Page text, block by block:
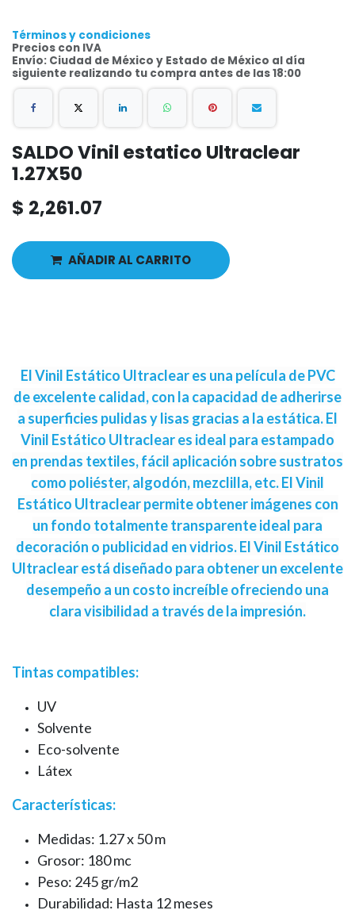
Términos y condiciones
Precios con IVA
Envío: Ciudad de México y Estado de México al día
siguiente realizando tu compra antes de las 18:00
SALDO Vinil estatico Ultraclear
1.27X50
$ 2,261.07
AÑADIR AL CARRITO
El Vinil Estático Ultraclear es una película de PVC
de excelente calidad, con la capacidad de adherirse
a superficies pulidas y lisas gracias a la estática. El
Vinil Estático Ultraclear es ideal para estampado
en prendas textiles, fácil aplicación sobre sustratos
como poliéster, algodón, mezclilla, etc. El Vinil
Estático Ultraclear permite obtener imágenes con
un fondo totalmente transparente ideal para
decoración o publicidad en vidrios. El Vinil Estático
Ultraclear está diseñado para obtener un excelente
desempeño a un costo increíble ofreciendo una
clara visibilidad a través de la impresión.
Tintas compatibles:
UV
Solvente
Eco-solvente
Látex
Características:
Medidas: 1.27 x 50 m
Grosor: 180 mc
Peso: 245 gr/m2
Durabilidad: Hasta 12 meses